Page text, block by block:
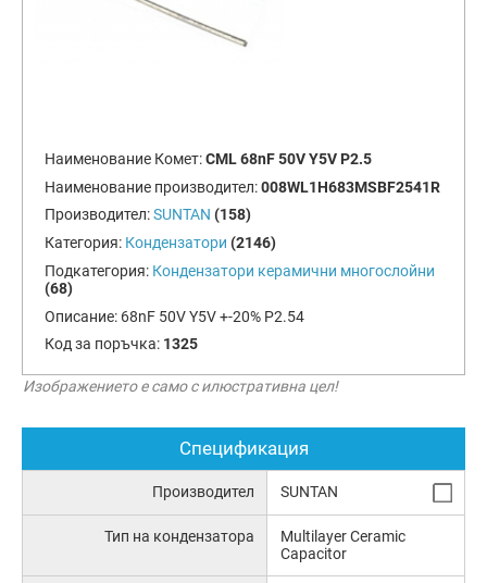
Наименование Комет:CML 68nF 50V Y5V P2.5
Наименование производител:008WL1H683MSBF2541R
Производител:SUNTAN (158)
Категория: Кондензатори (2146)
Подкатегория: Кондензатори керамични многослойни
(68)
Описание: 68nF 50V Y5V +-20% P2.54
Код за поръчка: 1325
Изображението е само с илюстративна цел!
Спецификация
Производител SUNTAN
Тип на кондензатора
Multilayer Ceramic
Capacitor